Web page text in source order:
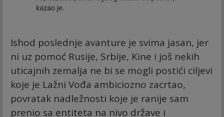
Ishod poslednje avanture je svima jasan, jer
ni uz pomoć Rusije, Srbije, Kine i još nekih
uticajnih zemalja ne bi se mogli postići ciljevi
koje je Lažni Vođa ambiciozno zacrtao,
povratak nadležnosti koje je ranije sam
prenio sa entiteta na nivo države i